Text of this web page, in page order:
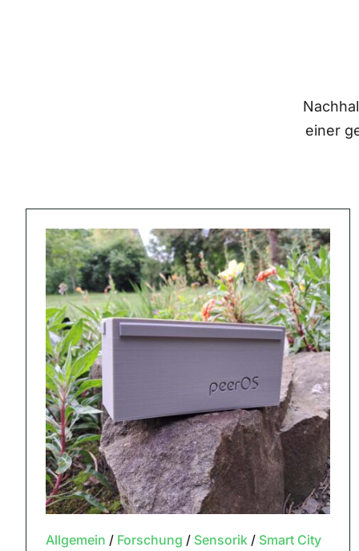
einer
Allgemein / Forschung / Sensorik/ Smart City